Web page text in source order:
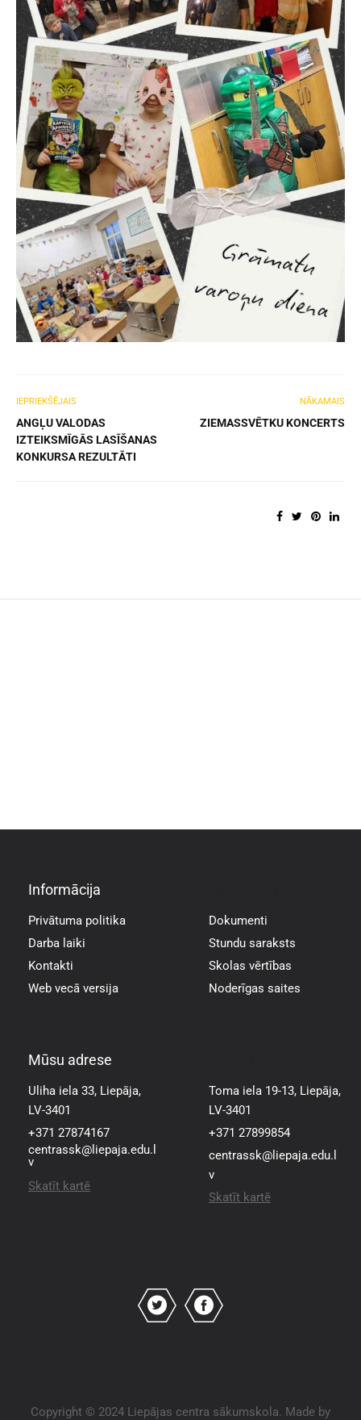
IEPRIEKŠĒJAIS
ANGĻU VALODAS
IZTEIKSMĪGĀS LASĪŠANAS
KONKURSA REZULTĀTI
NĀKAMAIS
ZIEMASSVĒTKU KONCERTS
Informācija
Privātuma politika
Darba laiki
Kontakti
Web vecā versija
Dokumenti
Stundu saraksts
Skolas vērtības
Noderīgas saites
Mūsu adrese
Uliha iela 33, Liepāja,
LV-3401
+371 27874167
centrassk@liepaja.edu.l
v
Skatīt kartē
Toma iela 19-13, Liepāja,
LV-3401
+371 27899854
centrassk@liepaja.edu.l
v
Skatīt kartē
Copyright © 2024 Liepājas centra sākumskola. Made by